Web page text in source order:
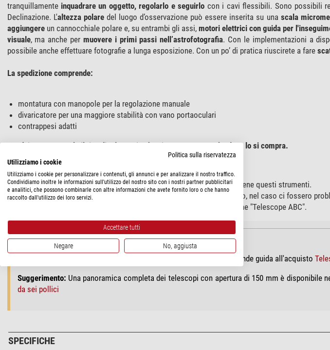
tranquillamente inquadrare un oggetto, regolarlo e seguirlo con i cavi flessibili. Sono possibili
Declinazione. L'altezza polaredel luogo d’osservazione può essere inserita su una scala
aggiungereun cannocchiale polare e, su entrambi gli assi, motori elettrici con guida per
visuale, ma anche per muovere i primi passi nell’astrofotografia. Con le implementazioni a
possibile anche effettuare fotografie a lunga esposizione. Con un po’ di pratica riuscirete a fare
La spedizione comprende:
montatura con manopole per la regolazione manuale
divaricatore per una maggiore stabilità con vano portaoculari
contrappesi adatti
Non è importante solo il tipo di telescopio che si compra, ma anche dove lo si compra.
I nostri servizi extra:
Siamo un rivenditore leader nel settore dei telescopi e conosciamo bene questi strumenti.
Il nostro servizio è quindi a vostra disposizione anche dopo l'acquisto, nel caso ci fossero
Con ogni telescopio includiamo il manuale per principianti di 80 pagine "Telescope ABC".
Commento del nostro esperto:
Può trovare altri telescopi per l'inizio dell'astronomia nella nostra grande guida all'acquisto
Suggerimento: Una panoramica completa dei telescopi con apertura di 150 mm è disponibile
da sei pollici
SPECIFICHE
Politica sulla riservatezza
Utilizziamo i cookie
Utilizziamo i cookie per personalizzare i contenuti, gli annunci e per analizzare il nostro traffico.
Condividiamo inoltre le informazioni sull'utilizzo del nostro sito con i nostri partner pubblicitari
e analitici, che possono combinarle con altre informazioni che avete fornito loro o che hanno
raccolto dall'utilizzo dei loro servizi.
Accettare tutti
Negare No, aggiusta